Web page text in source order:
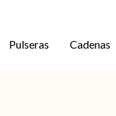
Pulseras Cadenas